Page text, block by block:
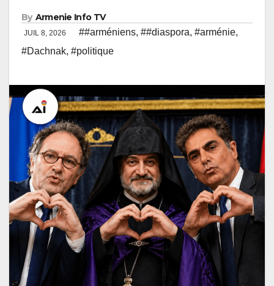
By Armenie Info TV
JUIL 8, 2026 ##arméniens, ##diaspora, #arménie,
#Dachnak, #politique